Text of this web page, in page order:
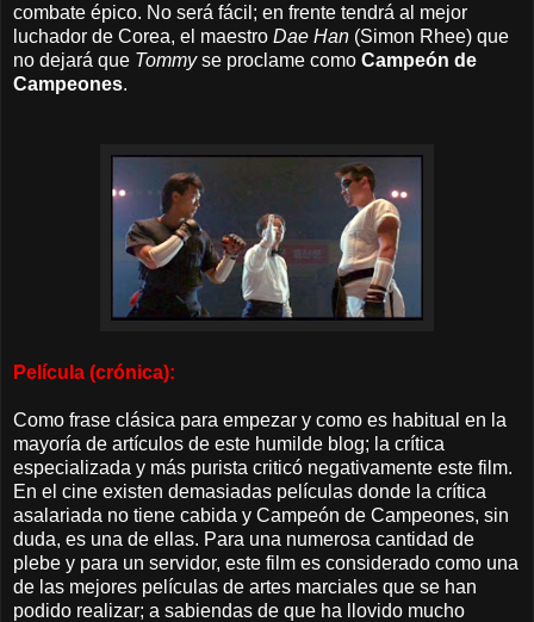
combate épico. No será fácil; en frente tendrá al mejor
luchador de Corea, el maestro Dae Han (Simon Rhee) que
no dejará que Tommyse proclame como Campeón de
Campeones.
Película (crónica):
Como frase clásica para empezar y como es habitual en la
mayoría de artículos de este humilde blog; la crítica
especializada y más purista criticó negativamente este film.
En el cine existen demasiadas películas donde la crítica
asalariada no tiene cabida y Campeón de Campeones, sin
duda, es una de ellas. Para una numerosa cantidad de
plebe y para un servidor, este film es considerado como una
de las mejores películas de artes marciales que se han
podido realizar; a sabiendas de que ha llovido mucho